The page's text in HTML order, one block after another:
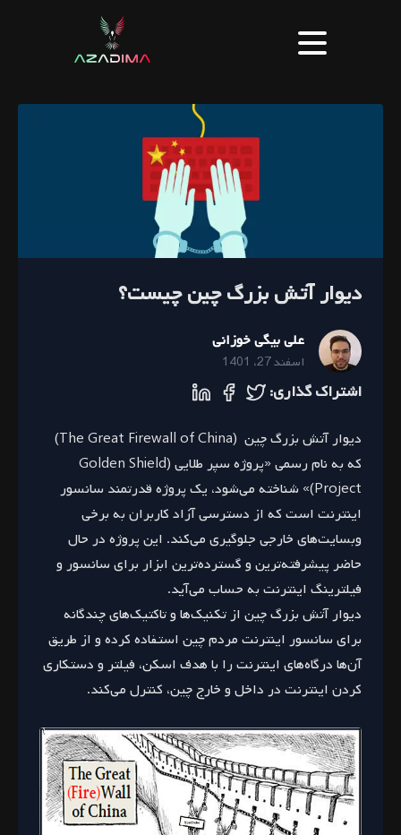
دیوار آتش بزرگ چین چیست؟
علی بیگی خوزانی
اسفند 27، 1401
اشتراک گذاری:
دیوار آتش بزرگ چین (The Great Firewall of China)
که به نام رسمی «پروژه سپر طلایی (Golden Shield
Project)» شناخته می‌شود، یک پروژه قدرتمند سانسور
اینترنت است که از دسترسی آزاد کاربران به برخی
وبسایت‌های خارجی جلوگیری می‌کند. این پروژه در حال
حاضر پیشرفته‌ترین و گسترده‌ترین ابزار برای سانسور و
فیلترینگ اینترنت به حساب می‌آید.
دیوار آتش بزرگ چین از تکنیک‌ها و تاکتیک‌های چندگانه
برای سانسور اینترنت مردم چین استفاده کرده و از طریق
آن‌ها درگاه‌های اینترنت را با هدف اسکن، فیلتر و دستکاری
کردن اینترنت در داخل و خارج چین، کنترل می‌کند.